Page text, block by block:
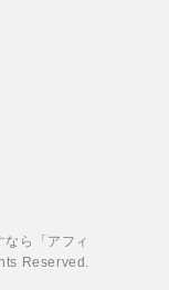
ら「アフィ
Reserved.